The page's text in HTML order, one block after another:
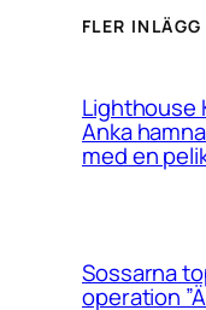
FLER INLÄGG
Lighthouse
Anka
med en
Sossarna
operation